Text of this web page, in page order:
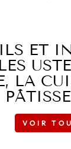
ET
LA
VOIR